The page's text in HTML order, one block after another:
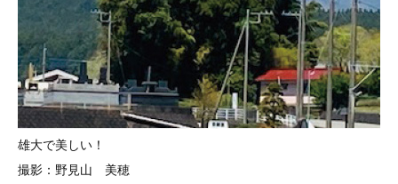
雄大で美しい！
撮影：野見山 美穂